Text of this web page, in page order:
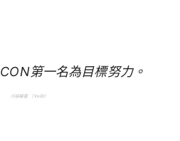
第一名為目標努力。
川谷絵音 （VoGt）